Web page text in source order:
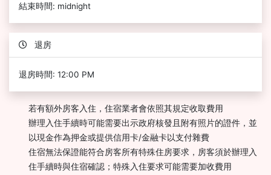
結束時間: midnight
退房
退房時間: 12:00 PM
若有額外房客入住，住宿業者會依照其規定收取費用
辦理入住手續時可能需要出示政府核發且附有照片的證件，並
以現金作為押金或提供信用卡/金融卡以支付雜費
住宿無法保證能符合房客所有特殊住房要求，房客須於辦理入
住手續時與住宿確認；特殊入住要求可能需要加收費用